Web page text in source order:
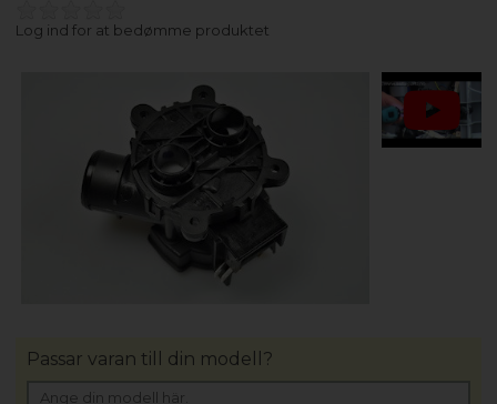
Log ind for at bedømme produktet
Passar varan till din modell?